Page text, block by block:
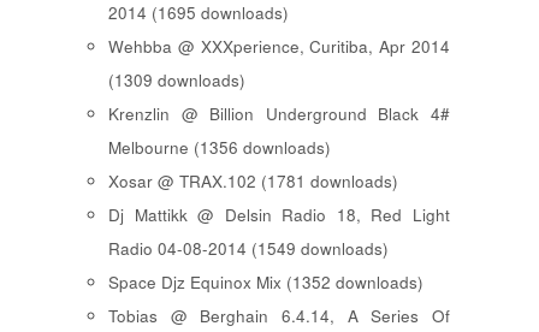
2014 (1695 downloads)
Wehbba @ XXXperience, Curitiba, Apr 2014
(1309 downloads)
Krenzlin @ Billion Underground Black 4#
Melbourne (1356 downloads)
Xosar @ TRAX.102 (1781 downloads)
Dj Mattikk @ Delsin Radio 18, Red Light
Radio 04-08-2014 (1549 downloads)
Space Djz Equinox Mix (1352 downloads)
Tobias @ Berghain 6.4.14, A Series Of